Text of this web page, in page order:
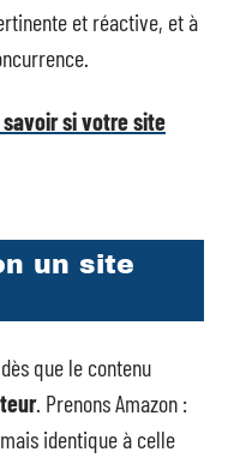
et réactive, et à
si votre site
un site
que le contenu
. Prenons Amazon :
identique à celle